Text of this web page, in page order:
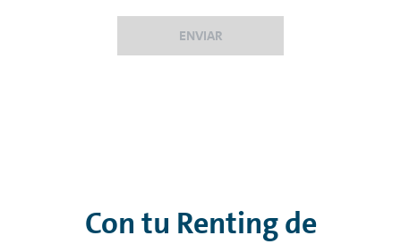
ENVIAR
Con tu Rentingde